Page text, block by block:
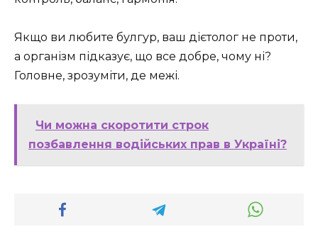
Якщо ви любите булгур, ваш дієтолог не проти,
а організм підказує, що все добре, чому ні?
Головне, зрозуміти, де межі.
Чи можна скоротити строк
позбавлення водійських прав в Україні?